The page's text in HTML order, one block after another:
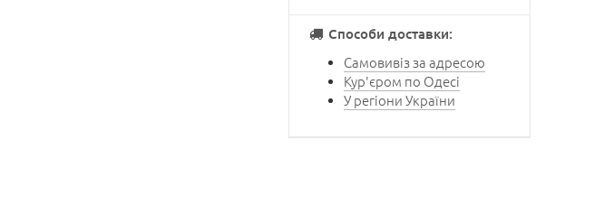
Способи доставки:
Самовивіз за адресою
Кур'єром по Одесі
У регіони України